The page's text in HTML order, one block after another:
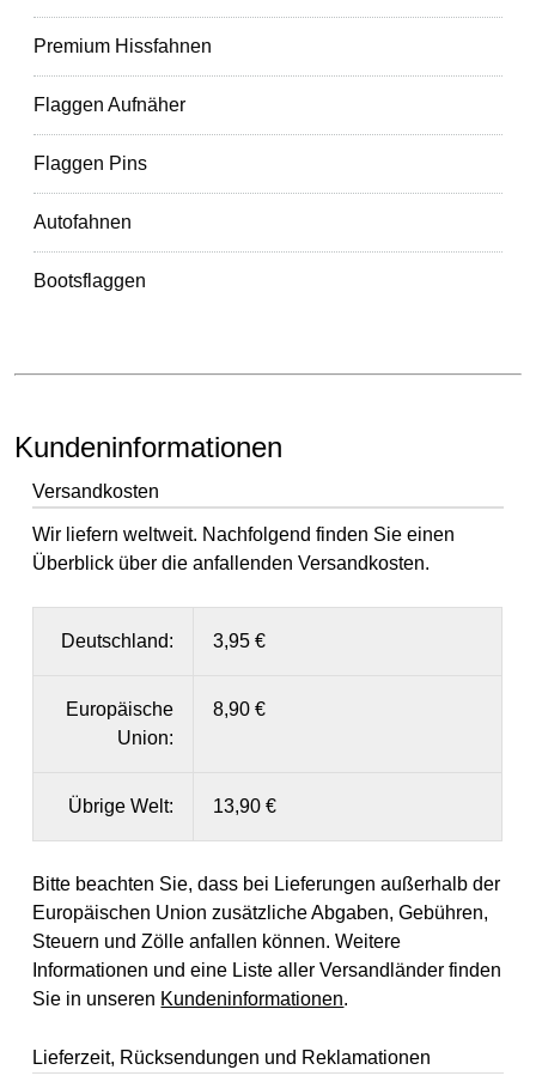
Premium Hissfahnen
Flaggen Aufnäher
Flaggen Pins
Autofahnen
Bootsflaggen
Kundeninformationen
Versandkosten
Wir liefern weltweit. Nachfolgend finden Sie einen
Überblick über die anfallenden Versandkosten.
Deutschland: 3,95 €
Europäische
Union:
8,90 €
Übrige Welt: 13,90 €
Bitte beachten Sie, dass bei Lieferungen außerhalb der
Europäischen Union zusätzliche Abgaben, Gebühren,
Steuern und Zölle anfallen können. Weitere
Informationen und eine Liste aller Versandländer finden
Sie in unseren Kundeninformationen.
Lieferzeit, Rücksendungen und Reklamationen